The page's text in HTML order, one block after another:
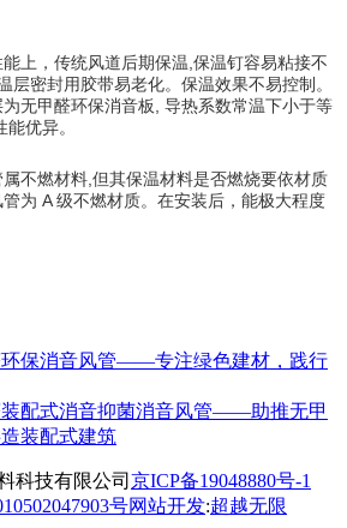
上，传统风道后期保温,保温钉容易粘接不
层密封用胶带易老化。保温效果不易控制。
无甲醛环保消音板, 导热系数常温下小于等
优异。
不燃材料,但其保温材料是否燃烧要依材质
为 A 级不燃材质。在安装后，能极大程度
保消音风管——专注绿色建材，践行
配式消音抑菌消音风管——助推无甲
装配式建筑
科技有限公司 京ICP备19048880号-1
号网站开发:超越无限